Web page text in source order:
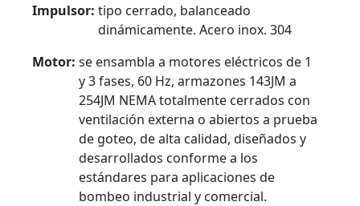
Impulsor: tipo cerrado, balanceado
dinámicamente. Acero inox. 304
Motor: se ensambla a motores eléctricos de 1
y 3 fases, 60 Hz, armazones 143JM a
254JM NEMA totalmente cerrados con
ventilación externa o abiertos a prueba
de goteo, de alta calidad, diseñados y
desarrollados conforme a los
estándares para aplicaciones de
bombeo industrial y comercial.